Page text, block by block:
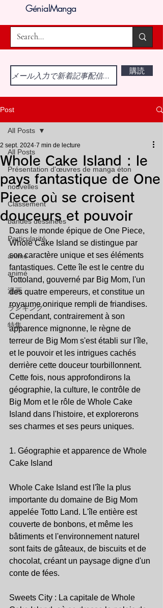
GénialManga
購読
Post
All Posts
Présentation d'œuvres de manga éton
nouvelles
Classement
bandes dessinées
Particularité
animé
animé
漫画
ランキング
特集
All Posts
Whole Cake Island : le
pays fantastique de One
Piece où se croisent
douceurs et pouvoir
2 sept. 2024 7 min de lecture
Dans le monde épique de One Piece,
Whole Cake Island se distingue par
son caractère unique et ses éléments
fantastiques. Cette île est le centre du
Tottoland, gouverné par Big Mom, l'un
des quatre empereurs, et constitue un
royaume onirique rempli de friandises.
Cependant, contrairement à son
apparence mignonne, le règne de
terreur de Big Mom s'est établi sur l'île,
et le pouvoir et les intrigues cachés
derrière cette douceur tourbillonnent.
Cette fois, nous approfondirons la
géographie, la culture, le contrôle de
Big Mom et le rôle de Whole Cake
Island dans l'histoire, et explorerons
ses charmes et ses peurs uniques.
1. Géographie et apparence de Whole
Cake Island
Whole Cake Island est l'île la plus
importante du domaine de Big Mom
appelée Totto Land. L'île entière est
couverte de bonbons, et même les
bâtiments et l'environnement naturel
sont faits de gâteaux, de biscuits et de
chocolat, créant un paysage digne d'un
conte de fées.
Sweets City : La capitale de Whole